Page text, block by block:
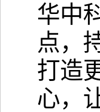
华中
点，
打造
心，